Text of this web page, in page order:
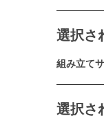
選択さ
組み立て
選択さ